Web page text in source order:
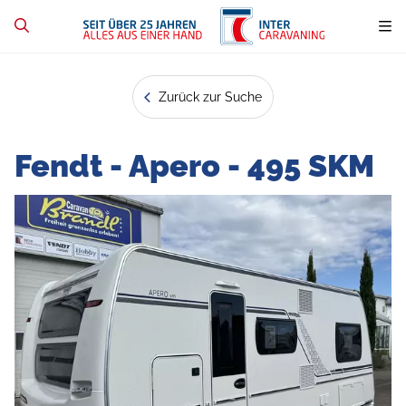
Zurück zur Suche
Fendt - Apero - 495 SKM